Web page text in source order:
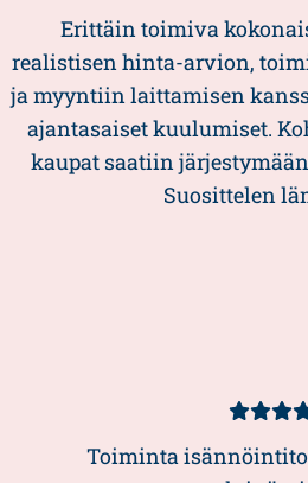
5/5
Erittäin toimiva
realistisen hinta-arvion,
ja myyntiin laittamisen
ajantasaiset kuulumiset.
kaupat saatiin
Suosittelen
5/5
Toiminta